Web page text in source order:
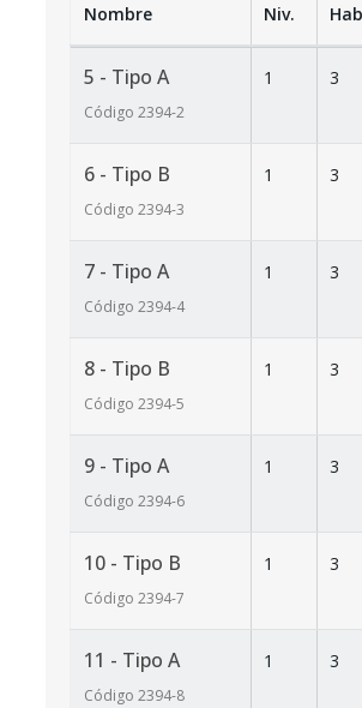
Nombre Niv.
5 - Tipo A
Código 2394-2
1 3
6 - Tipo B
Código 2394-3
1 3
7 - Tipo A
Código 2394-4
1 3
8 - Tipo B
Código 2394-5
1 3
9 - Tipo A
Código 2394-6
1 3
10 - Tipo B
Código 2394-7
1 3
11 - Tipo A
Código 2394-8
1 3